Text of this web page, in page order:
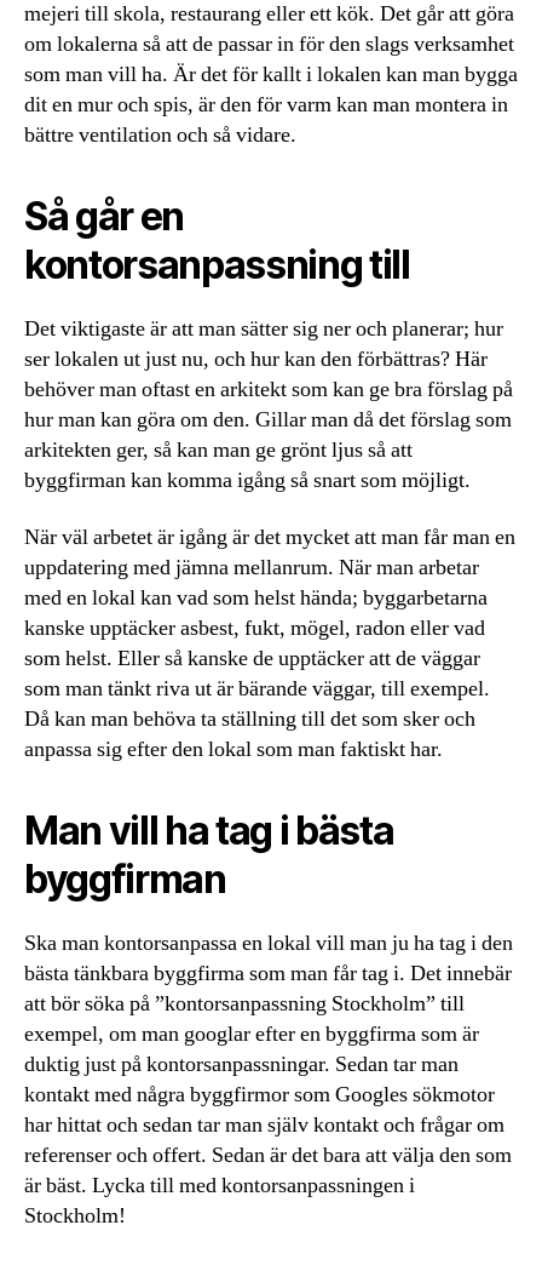
mejeri till skola, restaurang eller ett kök. Det går att göra
om lokalerna så att de passar in för den slags verksamhet
som man vill ha. Är det för kallt i lokalen kan man bygga
dit en mur och spis, är den för varm kan man montera in
bättre ventilation och så vidare.
Så går en
kontorsanpassning till
Det viktigaste är att man sätter sig ner och planerar; hur
ser lokalen ut just nu, och hur kan den förbättras? Här
behöver man oftast en arkitekt som kan ge bra förslag på
hur man kan göra om den. Gillar man då det förslag som
arkitekten ger, så kan man ge grönt ljus så att
byggfirman kan komma igång så snart som möjligt.
När väl arbetet är igång är det mycket att man får man en
uppdatering med jämna mellanrum. När man arbetar
med en lokal kan vad som helst hända; byggarbetarna
kanske upptäcker asbest, fukt, mögel, radon eller vad
som helst. Eller så kanske de upptäcker att de väggar
som man tänkt riva ut är bärande väggar, till exempel.
Då kan man behöva ta ställning till det som sker och
anpassa sig efter den lokal som man faktiskt har.
Man vill ha tag i bästa
byggfirman
Ska man kontorsanpassa en lokal vill man ju ha tag i den
bästa tänkbara byggfirma som man får tag i. Det innebär
att bör söka på ”kontorsanpassning Stockholm” till
exempel, om man googlar efter en byggfirma som är
duktig just på kontorsanpassningar. Sedan tar man
kontakt med några byggfirmor som Googles sökmotor
har hittat och sedan tar man själv kontakt och frågar om
referenser och offert. Sedan är det bara att välja den som
är bäst. Lycka till med kontorsanpassningen i
Stockholm!